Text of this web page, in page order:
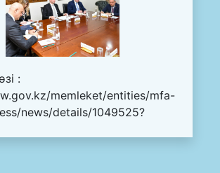
:
memleket/entities/mfa-
news/details/1049525?